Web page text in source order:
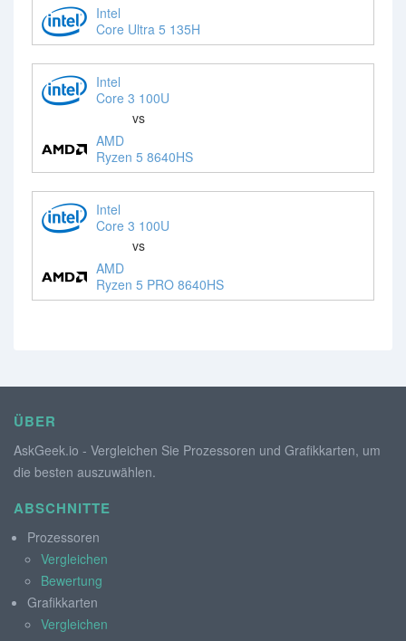
Intel
Core Ultra 5 135H
Intel
Core 3 100U
vs
AMD
Ryzen 5 8640HS
Intel
Core 3 100U
vs
AMD
Ryzen 5 PRO 8640HS
ÜBER
AskGeek.io - Vergleichen Sie Prozessoren und Grafikkarten, um
die besten auszuwählen.
ABSCHNITTE
Prozessoren
Vergleichen
Bewertung
Grafikkarten
Vergleichen